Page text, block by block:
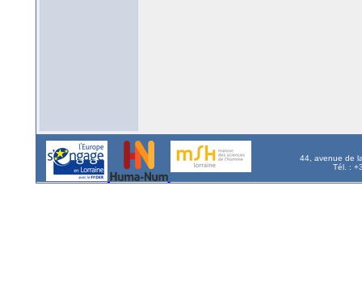
44, avenue de
Tél. :